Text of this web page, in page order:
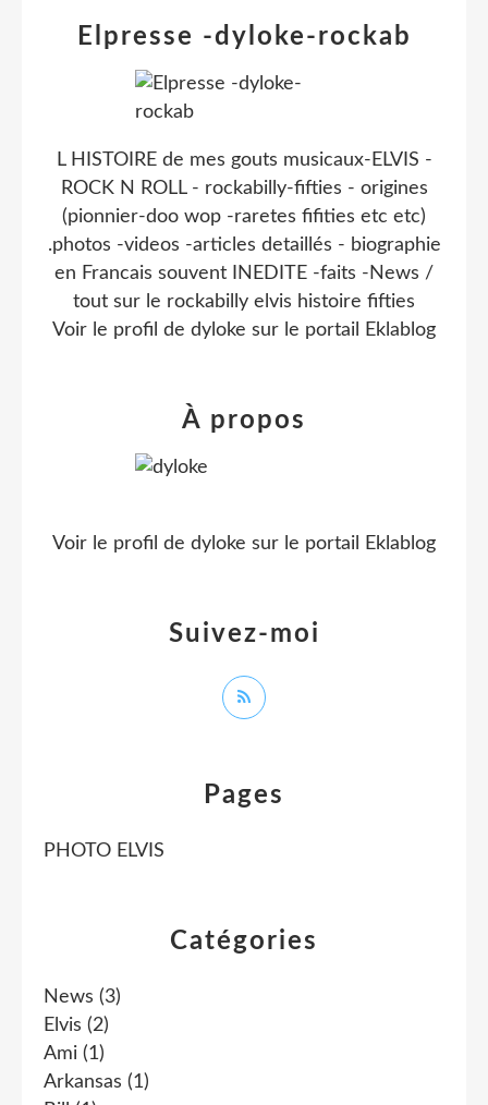
Catégories
News (3)
Elvis (2)
Ami (1)
Arkansas (1)
Pages
PHOTO ELVIS
Elpresse -dyloke-rockab
L HISTOIRE de mes gouts musicaux-ELVIS -
ROCK N ROLL - rockabilly-fifties - origines
(pionnier-doo wop -raretes fifities etc etc)
.photos -videos -articles detaillés - biographie
en Francais souvent INEDITE -faits -News /
tout sur le rockabilly elvis histoire fifties
Voir le profil de dyloke sur le portail Eklablog
Suivez-moi
À propos
Voir le profil de dyloke sur le portail Eklablog